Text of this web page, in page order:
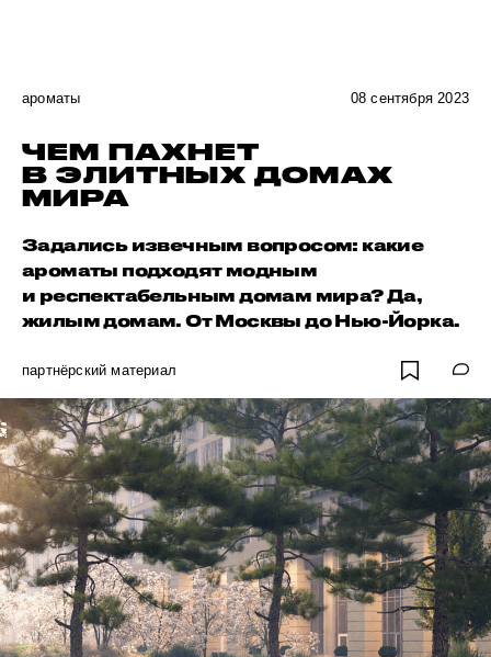
ароматы 08 сентября 2023
ЧЕМ ПАХНЕТ
В ЭЛИТНЫХ ДОМАХ
МИРА
Задались извечным вопросом: какие
ароматы подходят модным
и респектабельным домам мира? Да,
жилым домам. От Москвы до Нью-Йорка.
партнёрский материал